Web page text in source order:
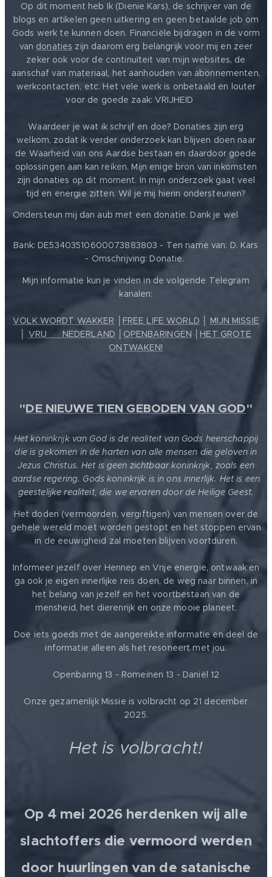
Op dit moment heb Ik (Dienie Kars), de schrijver van de
blogs en artikelen geen uitkering en geen betaalde job om
Gods werk te kunnen doen. Financiële bijdragen in de vorm
van donaties zijn daarom erg belangrijk voor mij en zeer
zeker ook voor de continuïteit van mijn websites, de
aanschaf van materiaal, het aanhouden van abonnementen,
werkcontacten, etc. Het vele werk is onbetaald en louter
voor de goede zaak: VRIJHEID ❤️
Waardeer je wat ik schrijf en doe? Donaties zijn erg
welkom, zodat ik verder onderzoek kan blijven doen naar
de Waarheid van ons Aardse bestaan en daardoor goede
oplossingen aan kan reiken. Mijn enige bron van inkomsten
zijn donaties op dit moment. In mijn onderzoek gaat veel
tijd en energie zitten. Wil je mij hierin ondersteunen?
Ondersteun mij dan aub met een donatie. Dank je wel
Bank: DE53403510600073883803 - Ten name van: D. Kars
- Omschrijving: Donatie.
Mijn informatie kun je vinden in de volgende Telegram
kanalen:
VOLK WORDT WAKKER FREE LIFE WORLD
MIJN MISSIE
VRIJ ❤️ NEDERLAND OPENBARINGEN
HET GROTE
ONTWAKEN!
"DE NIEUWE TIEN GEBODEN VAN GOD"
Het koninkrijk van God is de realiteit van Gods heerschappij
die is gekomen in de harten van alle mensen die geloven in
Jezus Christus. Het is geen zichtbaar koninkrijk, zoals een
aardse regering. Gods koninkrijk is in ons innerlijk. Het is een
geestelijke realiteit, die we ervaren door de Heilige Geest.
Het doden (vermoorden, vergiftigen) van mensen over de
gehele wereld moet worden gestopt en het stoppen ervan
in de eeuwigheid zal moeten blijven voortduren.
Informeer jezelf over Hennep en Vrije energie, ontwaak en
ga ook je eigen innerlijke reis doen, de weg naar binnen, in
het belang van jezelf en het voortbestaan van de
mensheid, het dierenrijk en onze mooie planeet.
Doe iets goeds met de aangereikte informatie en deel de
informatie alleen als het resoneert met jou.
Openbaring 13 - Romeinen 13 - Daniël 12
Onze gezamenlijk Missie is volbracht op 21 december
2025.
Het is volbracht!
Op 4 mei 2026 herdenken wij alle
slachtoffers die vermoord werden
door huurlingen van de satanische